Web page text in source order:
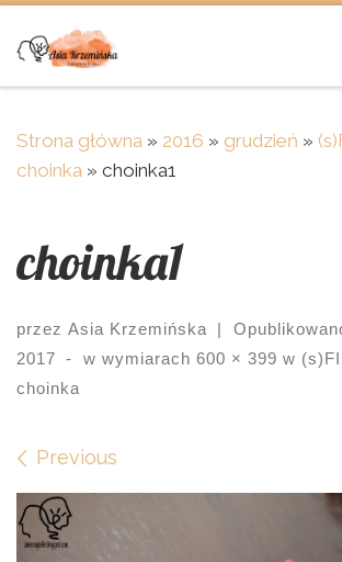
Skip to content
Strona główna » 2016 » grudzień »
choinka » choinka1
choinka1
przez Asia Krzemińska |
2017
- w wymiarach 600 × 399 w
choinka
Images navigation
Previous